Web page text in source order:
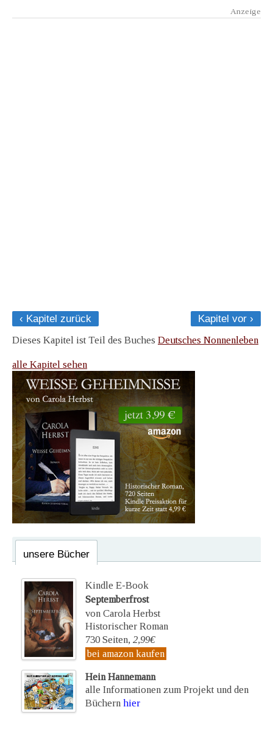
‹ Kapitel zurück
Kapitel vor ›
Dieses Kapitel ist Teil des Buches Deutsches Nonnenleben
alle Kapitel sehen
unsere Bücher
Kindle E-Book
Septemberfrost
von Carola Herbst
Historischer Roman
730 Seiten, 2,99€
bei amazon kaufen
Hein Hannemann
alle Informationen zum Projekt und den
Büchern hier